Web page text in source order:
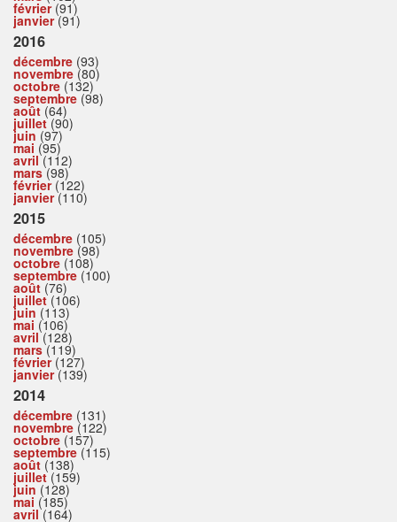
février(91)
janvier(91)
2016
décembre (93)
novembre (80)
octobre (132)
septembre (98)
août (64)
juillet(90)
juin (97)
mai (95)
avril(112)
mars(98)
février(122)
janvier(110)
2015
décembre (105)
novembre (98)
octobre (108)
septembre (100)
août (76)
juillet(106)
juin (113)
mai (106)
avril(128)
mars(119)
février(127)
janvier(139)
2014
décembre (131)
novembre (122)
octobre (157)
septembre (115)
août (138)
juillet(159)
juin (128)
mai (185)
avril(164)